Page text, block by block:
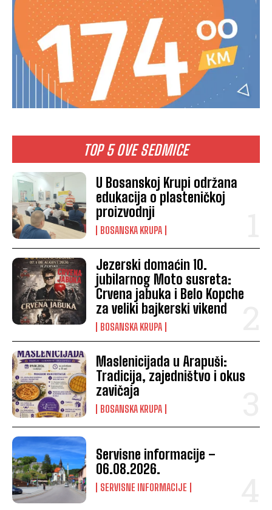
TOP 5 OVE SEDMICE
U Bosanskoj Krupi održana
edukacija o plasteničkoj
proizvodnji
BOSANSKA KRUPA
Jezerski domaćin 10.
jubilarnog Moto susreta:
Crvena jabuka i Belo Kopche
za veliki bajkerski vikend
BOSANSKA KRUPA
Maslenicijada u Arapuši:
Tradicija, zajedništvo i okus
zavičaja
BOSANSKA KRUPA
Servisne informacije –
06.08.2026.
SERVISNE INFORMACIJE